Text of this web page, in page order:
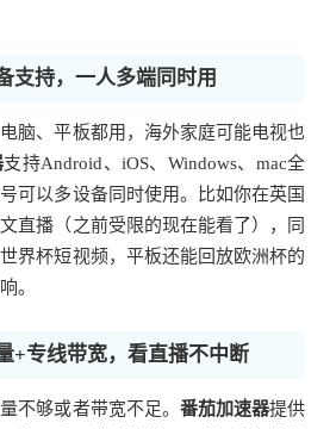
支持，一人多端同时用
脑、平板都用，海外家庭可能电视也
支持Android、iOS、Windows、mac全
可以多设备同时使用。比如你在英国
直播（之前受限的现在能看了），同
界杯短视频，平板还能回放欧洲杯的
。
+专线带宽，看直播不中断
不够或者带宽不足。 番茄加速器提供